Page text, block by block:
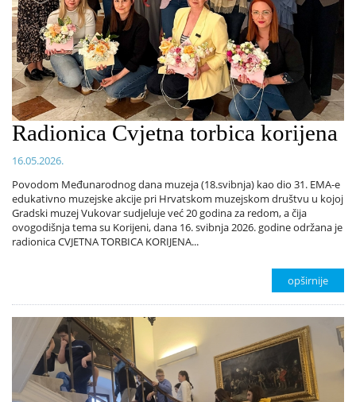
Radionica Cvjetna torbica korijena
16.05.2026.
Povodom Međunarodnog dana muzeja (18.svibnja) kao dio 31. EMA-e
edukativno muzejske akcije pri Hrvatskom muzejskom društvu u kojoj
Gradski muzej Vukovar sudjeluje već 20 godina za redom, a čija
ovogodišnja tema su Korijeni, dana 16. svibnja 2026. godine održana je
radionica CVJETNA TORBICA KORIJENA...
opširnije